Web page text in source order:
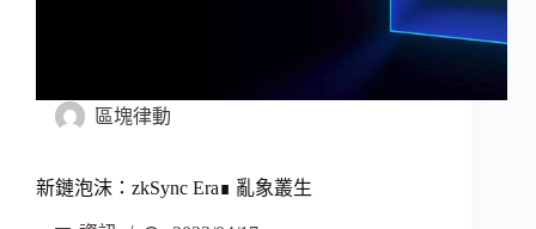
區塊律動
新鏈泡沫：zkSync Era∎ 亂象叢生